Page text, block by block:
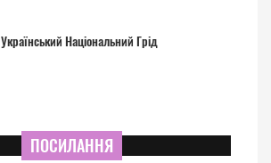
Український Національний Грід
ПОСИЛАННЯ